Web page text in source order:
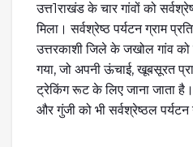
उत्त1राखंड के चार गांवों को
मिला। सर्वश्रेष्ठ पर्यटन ग्राम
उत्तरकाशी जिले के जखोल गांव
गया, जो अपनी ऊंचाई, खूबसूरत
ट्रेकिंग रूट के लिए जाना जाता
और गुंजी को भी सर्वश्रेष्ठल पर्यटन